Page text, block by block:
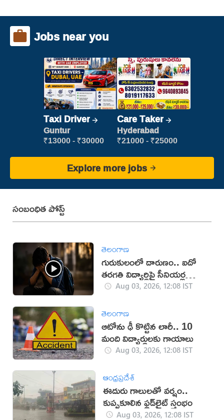
Jobs near you
Taxi Driver
Guntur
₹13000 - ₹30000
Care Taker
Hyderabad
₹21000 - ₹25000
Explore more jobs
సంబంధిత పోస్ట్
తెలంగాణ
గురుకులంలో దారుణం.. ఐదో
తరగతి విద్యార్థిపై సీనియర్ల
లైంగిక దాడి!
Aug 03, 2026, 12:08 IST
తెలంగాణ
ఆటోను ఢీ కొట్టిన లారీ.. 10
మంది విద్యార్థులకు గాయాలు
Aug 03, 2026, 12:08 IST
ఆంధ్రప్రదేశ్
ఈదురు గాలులతో వర్షం..
కుప్పకూలిన ఫ్లడ్‌లైట్‌ స్తంభం
Aug 03, 2026, 12:08 IST